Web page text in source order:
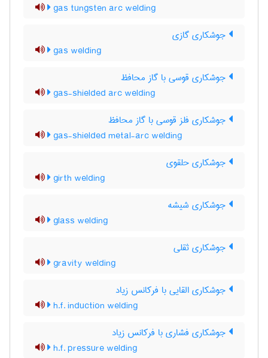
gas tungsten arc welding
جوشکاری گازی
gas welding
جوشکاری قوسی با گاز محافظ
gas-shielded arc welding
جوشکاری فلز قوسی با گاز محافظ
gas-shielded metal-arc welding
جوشکاری حلقوی
girth welding
جوشکاری شیشه
glass welding
جوشکاری ثقلی
gravity welding
جوشکاری القایی با فرکانس زیاد
h.f. induction welding
جوشکاری فشاری با فرکانس زیاد
h.f. pressure welding